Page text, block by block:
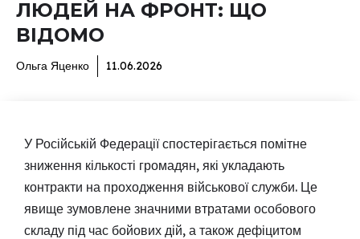
ЛЮДЕЙ НА ФРОНТ: ЩО
ВІДОМО
Ольга Яценко 11.06.2026
У Російській Федерації спостерігається помітне
зниження кількості громадян, які укладають
контракти на проходження військової служби. Це
явище зумовлене значними втратами особового
складу під час бойових дій, а також дефіцитом